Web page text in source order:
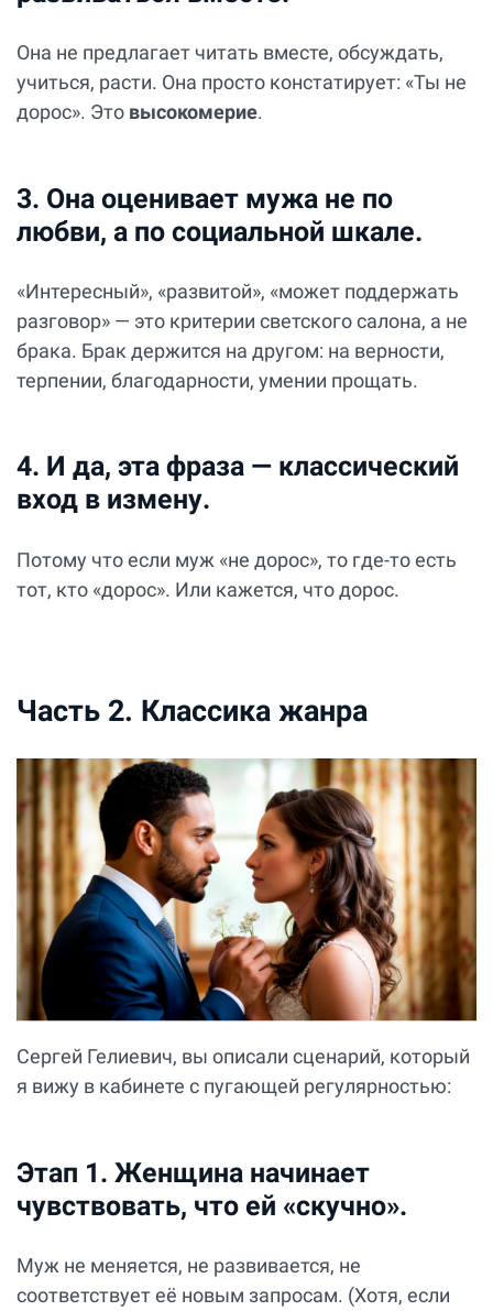
Она не предлагает читать вместе, обсуждать,
учиться, расти. Она просто констатирует: «Ты не
дорос». Это высокомерие.
3. Она оценивает мужа не по
любви, а по социальной шкале.
«Интересный», «развитой», «может поддержать
разговор» — это критерии светского салона, а не
брака. Брак держится на другом: на верности,
терпении, благодарности, умении прощать.
4. И да, эта фраза — классический
вход в измену.
Потому что если муж «не дорос», то где-то есть
тот, кто «дорос». Или кажется, что дорос.
Часть 2. Классика жанра
Сергей Гелиевич, вы описали сценарий, который
я вижу в кабинете с пугающей регулярностью:
Этап 1. Женщина начинает
чувствовать, что ей «скучно».
Муж не меняется, не развивается, не
соответствует её новым запросам. (Хотя, если